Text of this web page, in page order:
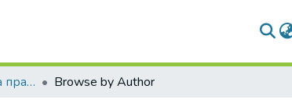
ДН-01-20 «Теорія та практика системного підходу створення новітнього рухомого складу залізниць мультифункціональним управлінням термомеханічною навантаженністю «колесо-колодка-рейка» для підвищення безпеки, енерго- та ресурсозаощадження» Browse by Author